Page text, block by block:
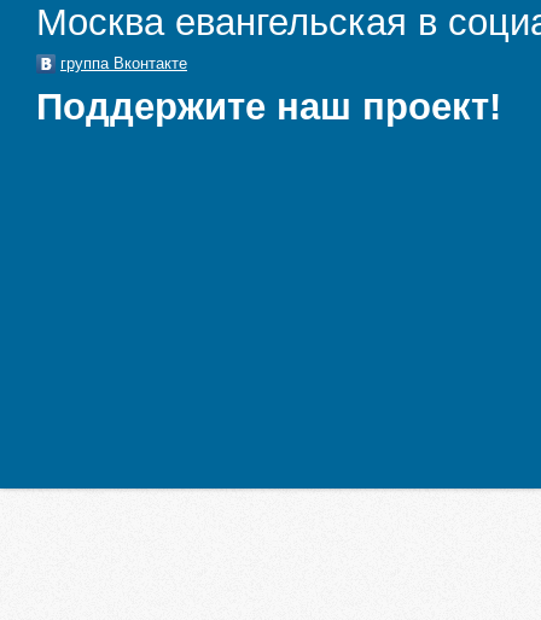
Москва евангельская в
группа Вконтакте
Поддержите наш проект!